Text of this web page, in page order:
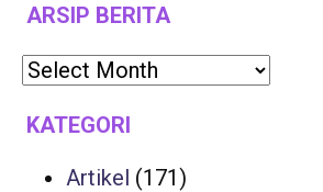
ARSIP BERITA
KATEGORI
Artikel (171)